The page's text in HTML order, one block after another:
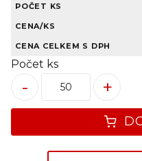
POČET KS
CENA/KS
CENA CELKEM S DPH
Počet ks
+
-